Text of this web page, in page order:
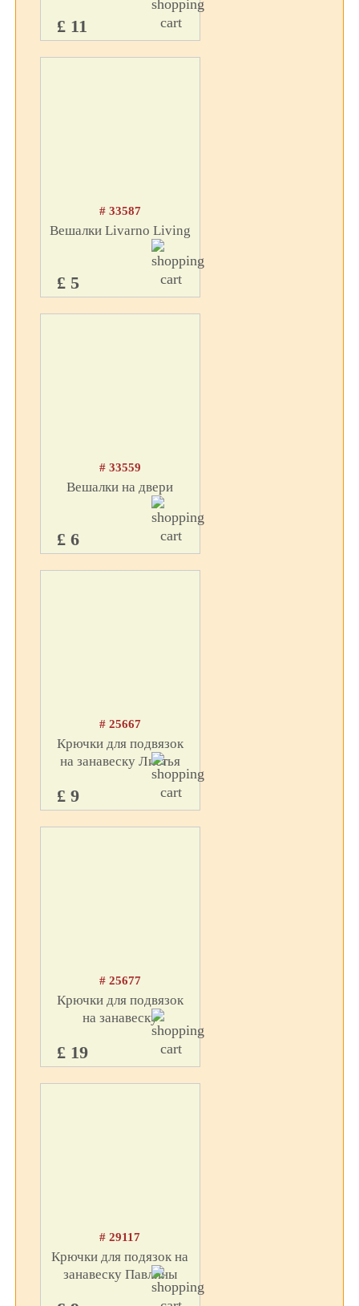
£ 11
# 33587
Вешалки Livarno Living
£ 5
# 33559
Вешалки на двери
£ 6
# 25667
Крючки для подвязок
на занавеску Листья
£ 9
# 25677
Крючки для подвязок
на занавеску
£ 19
# 29117
Крючки для подязок на
занавеску Павлины